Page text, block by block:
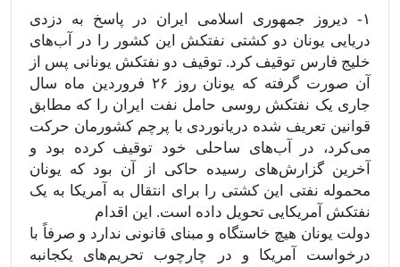
۱-‌ دیروز جمهوری اسلامی ایران در پاسخ به دزدی
دریایی یونان دو کشتی نفتکش این کشور را در آب‌های
خلیج ‌فارس توقیف کرد. توقیف دو نفتکش یونانی پس از
آن صورت گرفته که یونان روز ۲۶ فروردین ماه سال
جاری یک نفتکش روسی حامل نفت ایران را که مطابق
قوانین تعریف شده دریانوردی با پرچم کشورمان حرکت
می‌کرد، در آب‌های ساحلی خود توقیف کرده بود و
آخرین گزارش‌های رسیده حاکی از آن بود که یونان
محموله نفتی این کشتی را برای انتقال به آمریکا به یک
نفتکش آمریکایی تحویل داده است. این اقدام
دولت یونان هیچ خاستگاه و مبنای قانونی ندارد و صرفاً با
درخواست آمریکا و در چارچوب تحریم‌های یکجانبه